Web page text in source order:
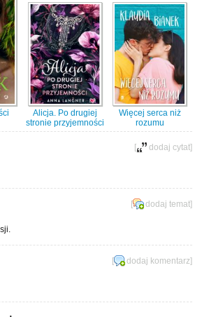
Alicja. Po drugiej
stronie przyjemności
Więcej serca niż
rozumu
[ dodaj cytat]
[ dodaj temat]
[ dodaj komentarz]